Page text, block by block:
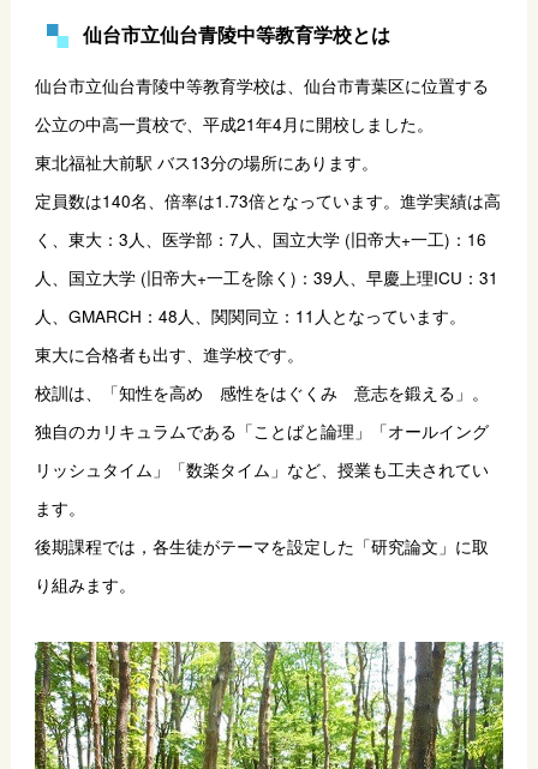
仙台市立仙台青陵中等教育学校とは
仙台市立仙台青陵中等教育学校は、仙台市青葉区に位置する
公立の中高一貫校で、平成21年4月に開校しました。
東北福祉大前駅 バス13分の場所にあります。
定員数は140名、倍率は1.73倍となっています。進学実績は高
く、東大：3人、医学部：7人、国立大学 (旧帝大+一工)：16
人、国立大学 (旧帝大+一工を除く)：39人、早慶上理ICU：31
人、GMARCH：48人、関関同立：11人となっています。
東大に合格者も出す、進学校です。
校訓は、「知性を高め　感性をはぐくみ　意志を鍛える」。
独自のカリキュラムである「ことばと論理」「オールイング
リッシュタイム」「数楽タイム」など、授業も工夫されてい
ます。
後期課程では，各生徒がテーマを設定した「研究論文」に取
り組みます。